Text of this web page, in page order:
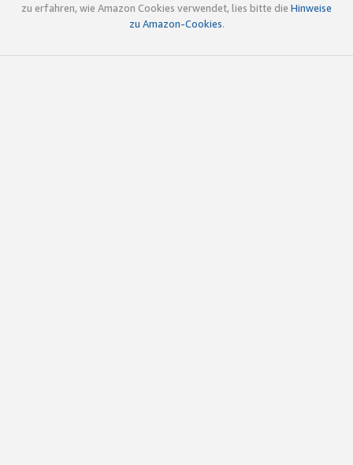
zu erfahren, wie Amazon Cookies verwendet, lies bitte die Hinweise
zu Amazon-Cookies.